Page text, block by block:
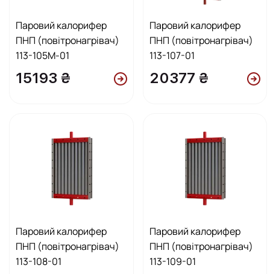
Паровий калорифер
ПНП (повітронагрівач)
113-105М-01
15193 ₴
Паровий калорифер
ПНП (повітронагрівач)
113-107-01
20377 ₴
Паровий калорифер
ПНП (повітронагрівач)
113-108-01
Паровий калорифер
ПНП (повітронагрівач)
113-109-01